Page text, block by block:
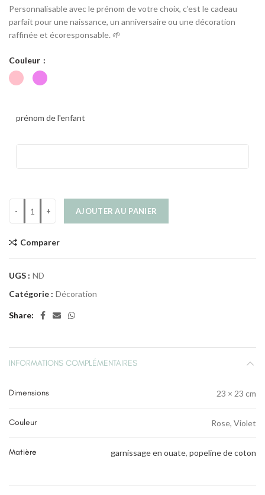
Personnalisable avec le prénom de votre choix, c’est le cadeau
parfait pour une naissance, un anniversaire ou une décoration
raffinée et écoresponsable. 🌱
Couleur
prénom de l'enfant
AJOUTER AU PANIER
Comparer
UGS : ND
Catégorie : Décoration
Share
INFORMATIONS COMPLÉMENTAIRES
Dimensions 23 × 23 cm
Couleur Rose, Violet
Matière garnissage en ouate, popeline de coton